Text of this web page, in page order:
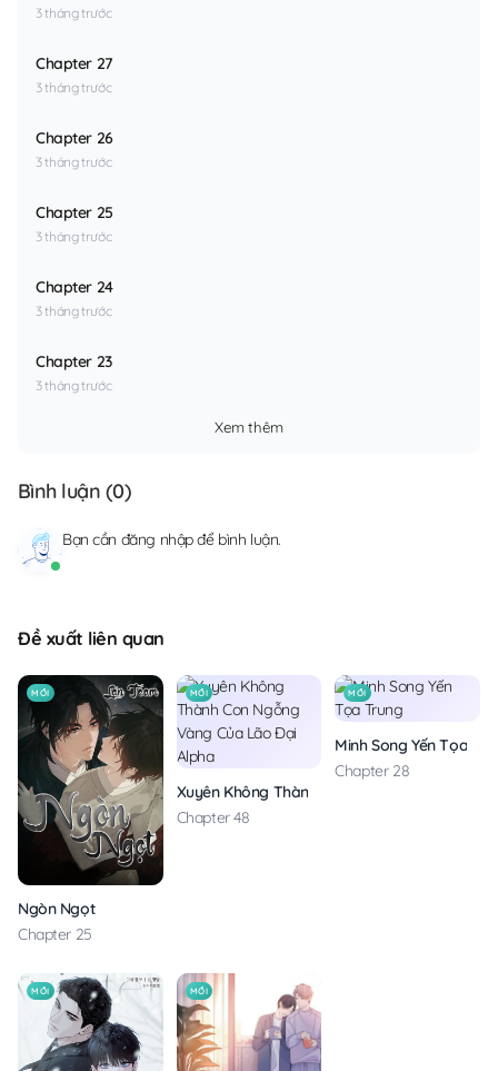
3 tháng trước
Chapter 27
3 tháng trước
Chapter 26
3 tháng trước
Chapter 25
3 tháng trước
Chapter 24
3 tháng trước
Chapter 23
3 tháng trước
Xem thêm
Bình luận (0)
Bạn cần đăng nhậpđể bình luận.
Đề xuất liên quan
MỚI
Ngòn Ngọt
Chapter 25
MỚI
Xuyên Không Thành Con Ngỗng Vàng Của
Chapter 48
MỚI
Minh Song Yến Tọa
Chapter 28
MỚI MỚI